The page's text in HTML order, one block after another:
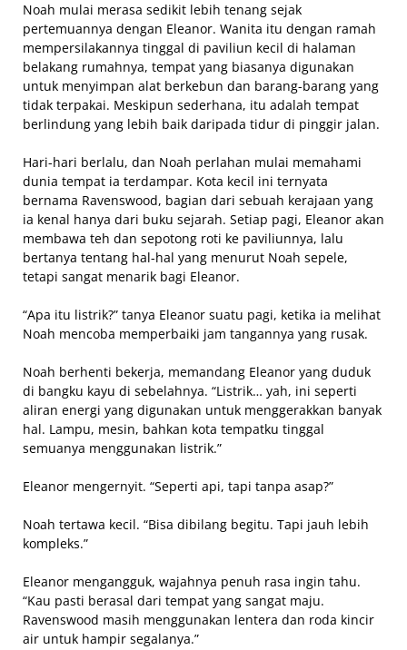
Noah mulai merasa sedikit lebih tenang sejak
pertemuannya dengan Eleanor. Wanita itu dengan ramah
mempersilakannya tinggal di paviliun kecil di halaman
belakang rumahnya, tempat yang biasanya digunakan
untuk menyimpan alat berkebun dan barang-barang yang
tidak terpakai. Meskipun sederhana, itu adalah tempat
berlindung yang lebih baik daripada tidur di pinggir jalan.
Hari-hari berlalu, dan Noah perlahan mulai memahami
dunia tempat ia terdampar. Kota kecil ini ternyata
bernama Ravenswood, bagian dari sebuah kerajaan yang
ia kenal hanya dari buku sejarah. Setiap pagi, Eleanor akan
membawa teh dan sepotong roti ke paviliunnya, lalu
bertanya tentang hal-hal yang menurut Noah sepele,
tetapi sangat menarik bagi Eleanor.
“Apa itu listrik?” tanya Eleanor suatu pagi, ketika ia melihat
Noah mencoba memperbaiki jam tangannya yang rusak.
Noah berhenti bekerja, memandang Eleanor yang duduk
di bangku kayu di sebelahnya. “Listrik… yah, ini seperti
aliran energi yang digunakan untuk menggerakkan banyak
hal. Lampu, mesin, bahkan kota tempatku tinggal
semuanya menggunakan listrik.”
Eleanor mengernyit. “Seperti api, tapi tanpa asap?”
Noah tertawa kecil. “Bisa dibilang begitu. Tapi jauh lebih
kompleks.”
Eleanor mengangguk, wajahnya penuh rasa ingin tahu.
“Kau pasti berasal dari tempat yang sangat maju.
Ravenswood masih menggunakan lentera dan roda kincir
air untuk hampir segalanya.”